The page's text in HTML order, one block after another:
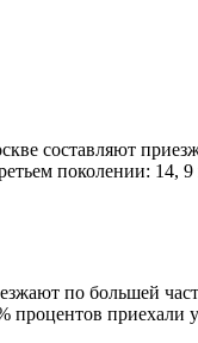
составляют
поколении: 14, 9
по большей части
процентов приехали